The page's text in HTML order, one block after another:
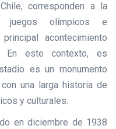
corresponden a la
juegos olímpicos e
acontecimiento
En este contexto, es
es un monumento
una larga historia de
y culturales.
en diciembre de 1938